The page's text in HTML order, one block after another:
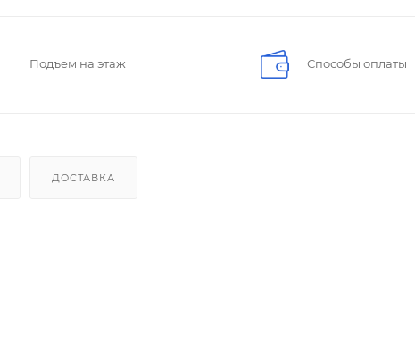
Подъем на этаж Способы оплаты
ДОСТАВКА